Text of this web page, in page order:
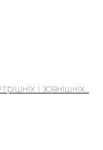
і зовнішніх...